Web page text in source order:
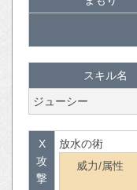
スキル名
ジューシー
X
攻
撃
放水の術
威力/属性